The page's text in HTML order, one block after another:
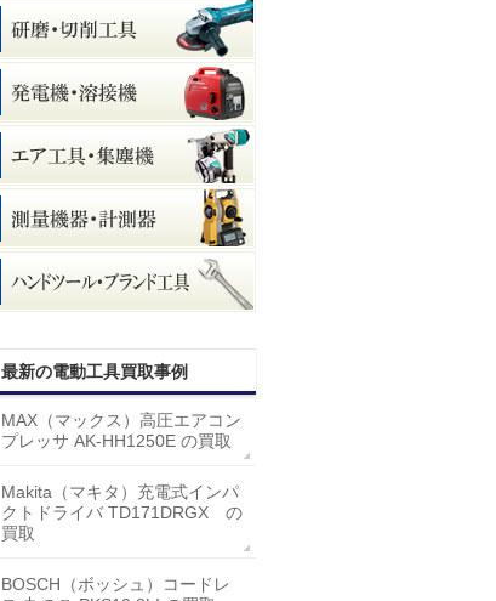
最新の電動工具買取事例
MAX（マックス）高圧エアコン
プレッサ AK-HH1250E の買取
Makita（マキタ）充電式インパ
クトドライバ TD171DRGX の
買取
BOSCH（ボッシュ）コードレ